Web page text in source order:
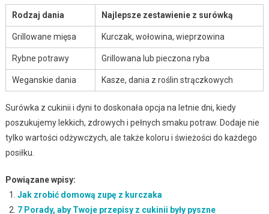
Rodzaj dania Najlepsze zestawienie z surówką
Grillowane mięsa Kurczak, wołowina, wieprzowina
Rybne potrawy Grillowana lub pieczona ryba
Weganskie dania Kasze, dania z roślin strączkowych
Surówka z cukinii i dyni to doskonała opcja na letnie dni, kiedy
poszukujemy lekkich, zdrowych i pełnych smaku potraw. Dodaje nie
tylko wartości odżywczych, ale także koloru i świeżości do każdego
posiłku.
Powiązane wpisy:
Jak zrobić domową zupę z kurczaka
7 Porady, aby Twoje przepisy z cukinii były pyszne